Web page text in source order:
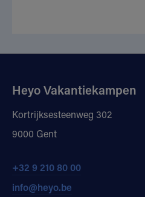
Heyo Vakantiekampen
Kortrijksesteenweg 302
9000 Gent
+32 9 210 80 00
info@heyo.be